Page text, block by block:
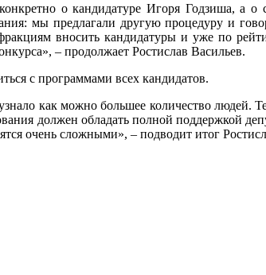
о кандидатуре Игоря Годзиша, а
мы предлагали другую процедуру и
вносить кандидатуры и уже по
– продолжает Ростислав Васильев.
с программами всех кандидатов.
как можно большее количество
должен обладать полной поддержкой
очень сложными», – подводит итог